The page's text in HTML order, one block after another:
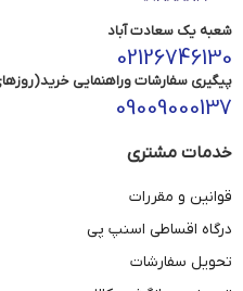
شعبه یک سعادت آباد
02126746130
پیگیری سفارشات وراهنمایی خرید(روزهای
09009000137
خدمات مشتری
قوانین و مقررات
درگاه اقساطی اسنپ پی
تحویل سفارشات